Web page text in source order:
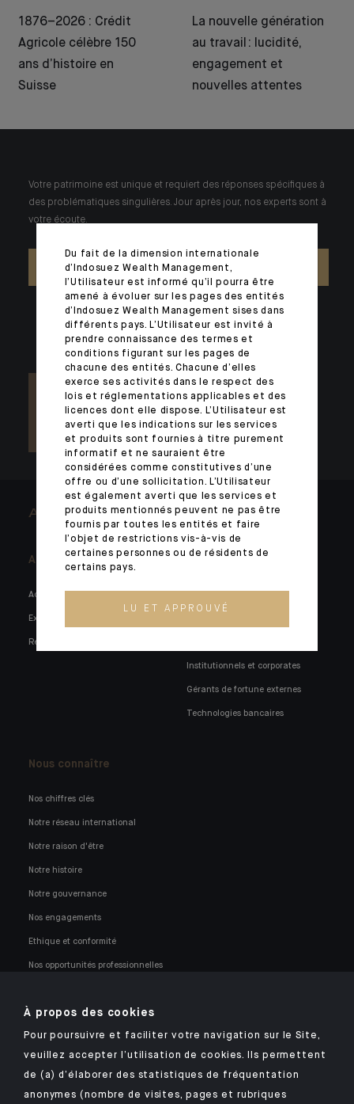
1876–2026 : Crédit
Agricole célèbre 150
ans d’histoire en
Suisse
La nouvelle génération
au travail : lucidité,
engagement et
nouvelles attentes
Votre patrimoine est unique et requiert des réponses spécifiques à
des problématiques singulières. Jour après jour, nos experts sont à
votre écoute.
NOUS CONTACTER
ARCHITECTS OF WEALTH
A la Une
Actualités
Expertises
Réseaux sociaux
Vous accompagner
Institutionnels et corporates
Gérants de fortune externes
Technologies bancaires
Nous connaître
Nos chiffres clés
Notre réseau international
Notre raison d'être
Notre histoire
Notre gouvernance
Nos engagements
Ethique et conformité
Nos opportunités professionnelles
Retrouvez notre application mobile Indosuez
Du fait de la dimension internationale
d’Indosuez Wealth Management,
l’Utilisateur est informé qu’il pourra être
amené à évoluer sur les pages des entités
d’Indosuez Wealth Management sises dans
différents pays. L’Utilisateur est invité à
prendre connaissance des termes et
conditions figurant sur les pages de
chacune des entités. Chacune d’elles
exerce ses activités dans le respect des
lois et réglementations applicables et des
licences dont elle dispose. L’Utilisateur est
averti que les indications sur les services
et produits sont fournies à titre purement
informatif et ne sauraient être
considérées comme constitutives d’une
offre ou d’une sollicitation. L’Utilisateur
est également averti que les services et
produits mentionnés peuvent ne pas être
fournis par toutes les entités et faire
l’objet de restrictions vis-à-vis de
certaines personnes ou de résidents de
certains pays.
LU ET APPROUVÉ
À propos des cookies
Pour poursuivre et faciliter votre navigation sur le Site,
veuillez accepter l’utilisation de cookies. Ils permettent
de (a) d’élaborer des statistiques de fréquentation
anonymes (nombre de visites, pages et rubriques